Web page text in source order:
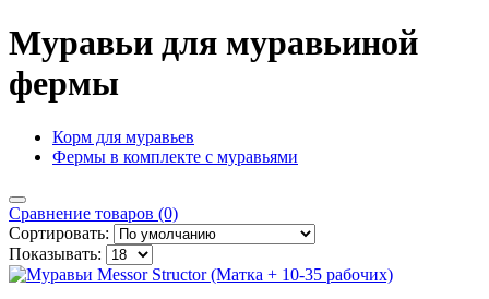
Муравьи для муравьиной
фермы
Корм для муравьев
Фермы в комплекте с муравьями
Сравнение товаров (0)
Сортировать:
Показывать: